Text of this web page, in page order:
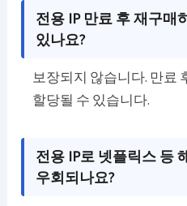
전용 IP 만료 후 재구매
있나요?
보장되지 않습니다. 만료
할당될 수 있습니다.
전용 IP로 넷플릭스 등
우회되나요?